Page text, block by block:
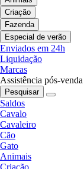
Criação
Fazenda
Especial de verão
Enviados em 24h
Liquidação
Marcas
Assistência pós-
Pesquisar
Saldos
Cavalo
Cavaleiro
Cão
Gato
Animais
Criação